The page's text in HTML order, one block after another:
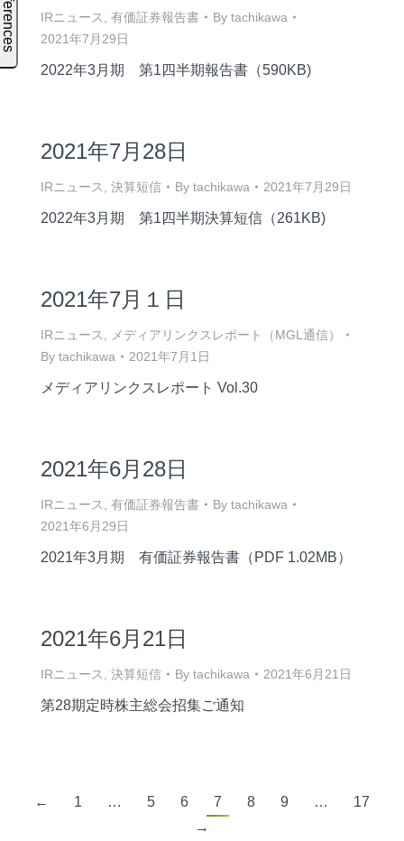
IRニュース 有価証券報告書 By tachikawa
2021年7月29日
2022年3月期 第1四半期報告書（590KB)
2021年7月28日
IRニュース 決算短信 By tachikawa 2021年7月29日
2022年3月期 第1四半期決算短信（261KB)
2021年7月１日
IRニュース
メディアリンクスレポート（MGL通信）
By tachikawa 2021年7月1日
メディアリンクスレポート Vol.30
2021年6月28日
IRニュース 有価証券報告書 By tachikawa
2021年6月29日
2021年3月期 有価証券報告書（PDF 1.02MB）
2021年6月21日
IRニュース 決算短信 By tachikawa 2021年6月21日
第28期定時株主総会招集ご通知
← 1 … 5 6 7 8 9 …
17
→